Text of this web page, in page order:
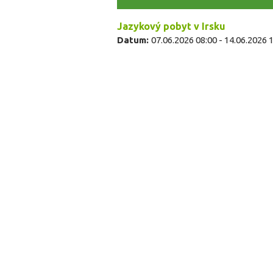
Jazykový pobyt v Irsku
Datum: 07.06.2026 08:00 - 14.06.2026